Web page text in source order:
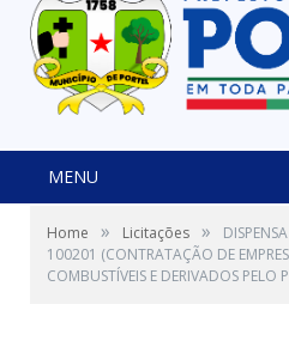
MENU
Home » Licitações »
100201 (CONTRATAÇÃO DE
COMBUSTÍVEIS E DERIVADOS PELO